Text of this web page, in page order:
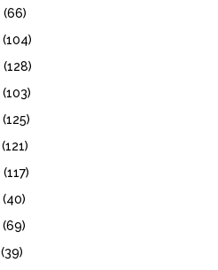
(66)
(104)
(128)
(103)
(125)
(121)
(117)
(40)
(69)
(39)